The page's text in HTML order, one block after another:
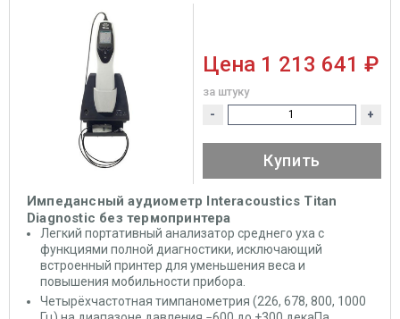
Импедансный аудиометр Interacoustics Titan
Diagnostic без термопринтера
Легкий портативный анализатор среднего уха с
функциями полной диагностики, исключающий
встроенный принтер для уменьшения веса и
повышения мобильности прибора.
Четырёхчастотная тимпанометрия (226, 678, 800, 1000
Цена 1 213 641 ₽
за штуку
- +
Купить